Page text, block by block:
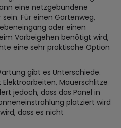
eine netzgebundene
Für einen Gartenweg,
oder einen
Vorbeigehen benötigt wird,
eine sehr praktische Option
gibt es Unterschiede.
Mauerschlitze
jedoch, dass das Panel in
platziert wird
dass es nicht